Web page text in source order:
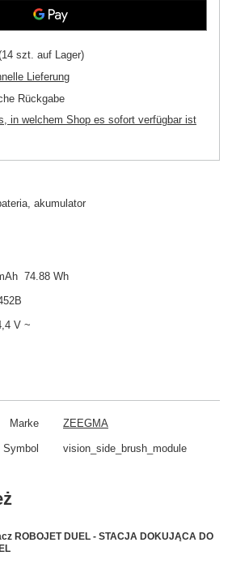
szt. auf Lager)
Lieferung
Rückgabe
in welchem Shop es sofort verfügbar ist
akumulator
74.88 Wh
V ~
Marke ZEEGMA
Symbol vision_side_brush_module
ROBOJET DUEL - STACJA DOKUJĄCA DO